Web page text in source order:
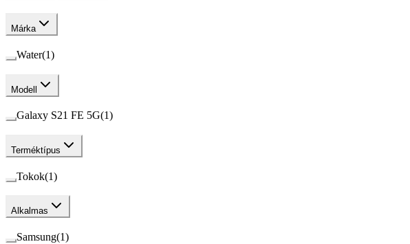
Márka
Water(1)
Modell
Galaxy S21 FE 5G(1)
Terméktípus
Tokok(1)
Alkalmas
Samsung(1)